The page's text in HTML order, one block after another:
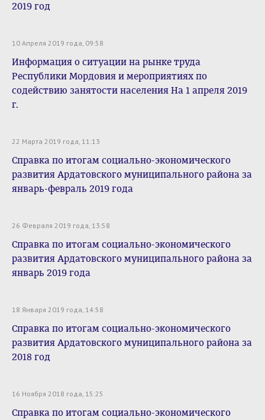
2019 год
10 Апреля 2019 года, 09:58
Информация о ситуации на рынке труда
Республики Мордовия и мероприятиях по
содействию занятости населения На 1 апреля 2019
г.
22 Марта 2019 года, 11:13
Справка по итогам социально-экономического
развития Ардатовского муниципального района за
январь-февраль 2019 года
26 Февраля 2019 года, 13:58
Справка по итогам социально-экономического
развития Ардатовского муниципального района за
январь 2019 года
18 Января 2019 года, 14:58
Справка по итогам социально-экономического
развития Ардатовского муниципального района за
2018 год
16 Ноября 2018 года, 15:25
Справка по итогам социально-экономического